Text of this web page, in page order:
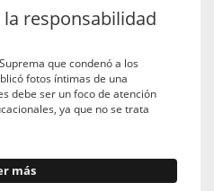
responsabilidad
que condenó a los
fotos íntimas de una
debe ser un foco de atención
ya que no se trata
más